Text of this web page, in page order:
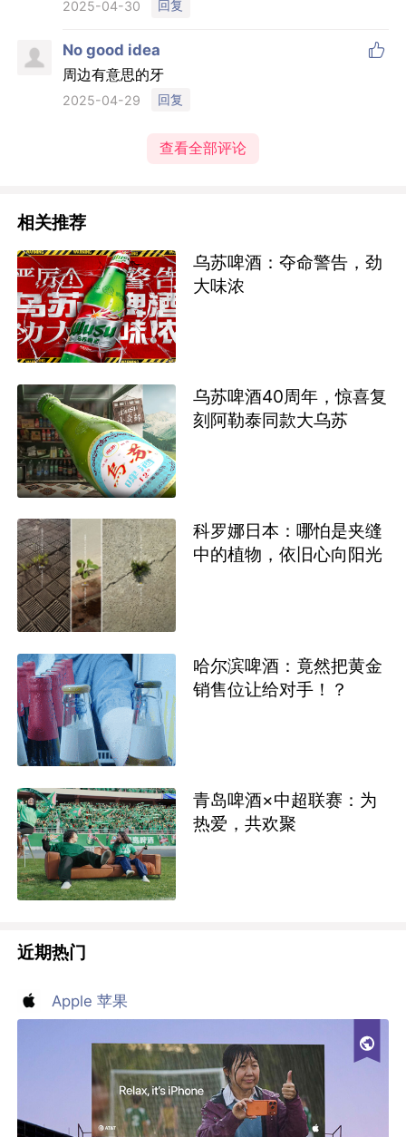
2025-04-30 回复
No good idea 
周边有意思的牙
2025-04-29 回复
查看全部评论
相关推荐
乌苏啤酒：夺命警告，劲
大味浓
乌苏啤酒40周年，惊喜复
刻阿勒泰同款大乌苏
科罗娜日本：哪怕是夹缝
中的植物，依旧心向阳光
哈尔滨啤酒：竟然把黄金
销售位让给对手！？
青岛啤酒×中超联赛：为
热爱，共欢聚
近期热门
Apple 苹果